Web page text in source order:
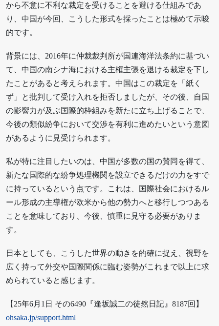
から不意に不利な裁定を受けることを避ける仕組みであ
り、中国が今回、こうした形式を採ったことは極めて示唆
的です。
背景には、2016年に仲裁裁判所が国連海洋法条約に基づい
て、中国の南シナ海における主権主張を退ける裁定を下し
たことがあると考えられます。中国はこの裁定を「紙く
ず」と批判して受け入れを拒否しましたが、その後、自国
の影響力が及ぶ国際的枠組みを新たに立ち上げることで、
今後の類似紛争において交渉を有利に進めたいという意図
があるように見受けられます。
私が特に注目したいのは、中国が多数の国の賛同を得て、
新たな国際的な紛争処理機関を設立できるだけの力をすで
に持っているという点です。これは、国際社会におけるル
ール形成の主導権が欧米から他の勢力へと移行しつつある
ことを意味しており、今後、慎重に見守る必要がありま
す。
日本としても、こうした世界の動きを的確に捉え、視野を
広く持って外交や国際関係に臨む姿勢がこれまで以上に求
められていると感じます。
【25年6月1日 その6490『逢坂誠二の徒然日記』8187回】
ohsaka.jp/support.html